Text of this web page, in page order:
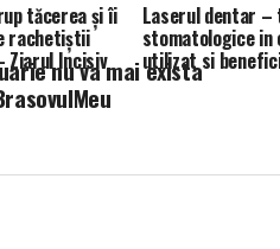
nu va mai exista
tăcerea și îi
rachetiștii
Ziarul Incisiv
Laserul dentar
stomatologice
utilizat si